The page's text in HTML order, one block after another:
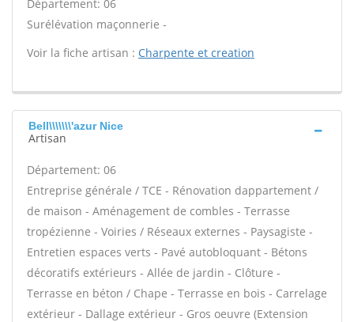
Département: 06
Surélévation maçonnerie -
Voir la fiche artisan : Charpente et creation
Bell\\\\\\\'azur Nice
Artisan
Département: 06
Entreprise générale / TCE - Rénovation dappartement /
de maison - Aménagement de combles - Terrasse
tropézienne - Voiries / Réseaux externes - Paysagiste -
Entretien espaces verts - Pavé autobloquant - Bétons
décoratifs extérieurs - Allée de jardin - Clôture -
Terrasse en béton / Chape - Terrasse en bois - Carrelage
extérieur - Dallage extérieur - Gros oeuvre (Extension